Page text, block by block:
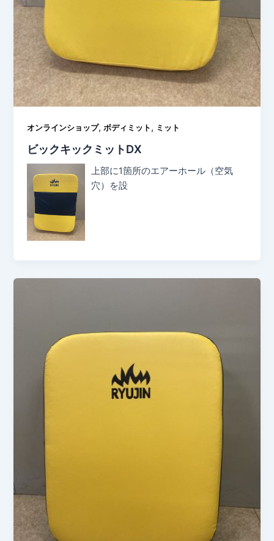
オンラインショップ,ボディミット , ミット
ビックキックミットDX
上部に1箇所のエアーホール（空気
穴）を設